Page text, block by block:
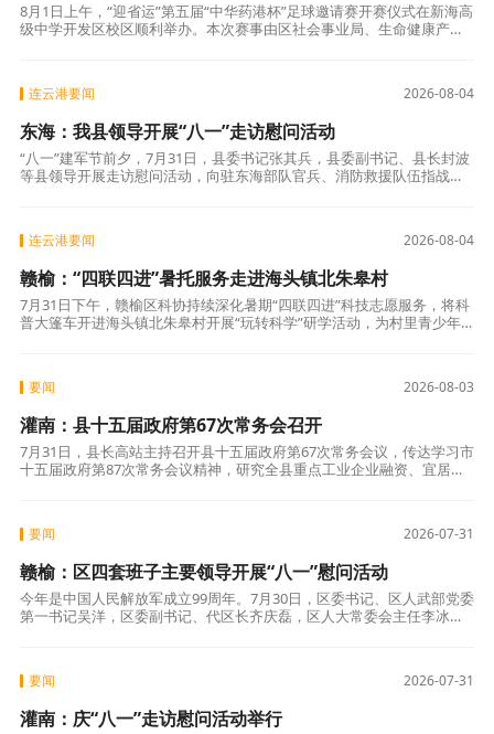
8月1日上午，“迎省运”第五届“中华药港杯”足球邀请赛开赛仪式在新海高
级中学开发区校区顺利举办。本次赛事由区社会事业局、生命健康产业
2026-08-04
连云港要闻
东海：我县领导开展“八一”走访慰问活动
“八一”建军节前夕，7月31日，县委书记张其兵，县委副书记、县长封波
等县领导开展走访慰问活动，向驻东海部队官兵、消防救援队伍指战
2026-08-04
连云港要闻
赣榆：“四联四进”暑托服务走进海头镇北朱皋村
7月31日下午，赣榆区科协持续深化暑期“四联四进”科技志愿服务，将科
普大篷车开进海头镇北朱皋村开展“玩转科学”研学活动，为村里青少年
2026-08-03
要闻
灌南：县十五届政府第67次常务会召开
7月31日，县长高站主持召开县十五届政府第67次常务会议，传达学习市
十五届政府第87次常务会议精神，研究全县重点工业企业融资、宜居宜
2026-07-31
要闻
赣榆：区四套班子主要领导开展“八一”慰问活动
今年是中国人民解放军成立99周年。7月30日，区委书记、区人武部党委
第一书记吴洋，区委副书记、代区长齐庆磊，区人大常委会主任李冰，
2026-07-31
要闻
灌南：庆“八一”走访慰问活动举行